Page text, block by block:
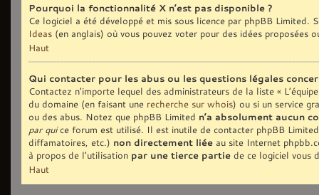
Pourquoi la fonctionnalité X n’est pas disponible ?
Ce logiciel a été développé et mis sous licence par phpBB Limited.
Ideas (en anglais) où vous pouvez voter pour des idées proposées
Haut
Qui contacter pour les abus ou les questions légales
Contactez n’importe lequel des administrateurs de la liste «
du domaine (en faisant une recherche sur whois) ou si un service
ou des abus. Notez que phpBB Limited n’a absolument aucun
par quice forum est utilisé. Il est inutile de contacter phpBB
diffamatoires, etc.) non directement liée au site Internet
à propos de l’utilisation par une tierce partie de ce logiciel vous
Haut